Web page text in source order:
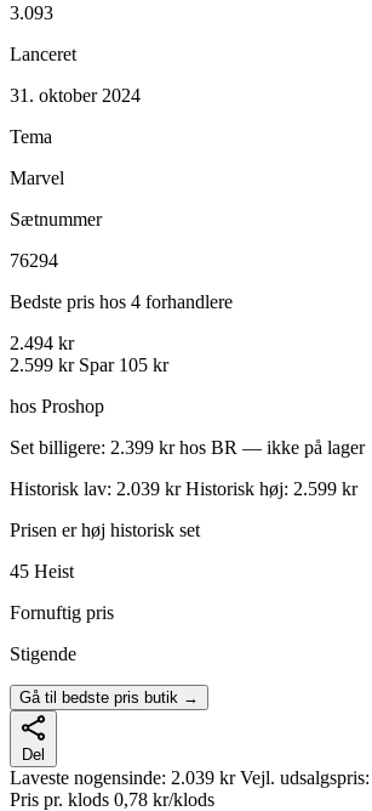
3.093
Lanceret
31. oktober 2024
Tema
Marvel
Sætnummer
76294
Bedste pris hos 4 forhandlere
2.494 kr
2.599 kr Spar 105 kr
hos Proshop
Set billigere: 2.399 kr hos BR — ikke på lager
Historisk lav: 2.039 kr Historisk høj: 2.599 kr
Prisen er høj historisk set
45 Heist
Fornuftig pris
Stigende
Gå til bedste pris butik →
Del
Laveste nogensinde: 2.039 kr Vejl. udsalgspris:
Pris pr. klods 0,78 kr/klods